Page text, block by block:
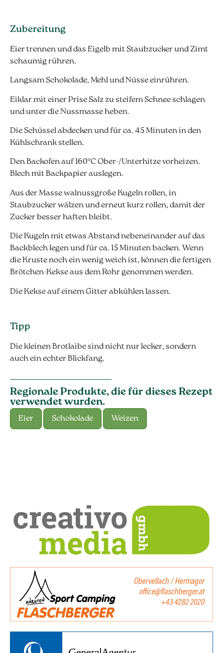
Zubereitung
Eier trennen und das Eigelb mit Staubzucker und Zimt
schaumig rühren.
Langsam Schokolade, Mehl und Nüsse einrühren.
Eiklar mit einer Prise Salz zu steifem Schnee schlagen
und unter die Nussmasse heben.
Die Schüssel abdecken und für ca. 45 Minuten in den
Kühlschrank stellen.
Den Backofen auf 160°C Ober-/Unterhitze vorheizen.
Blech mit Backpapier auslegen.
Aus der Masse walnussgroße Kugeln rollen, in
Staubzucker wälzen und erneut kurz rollen, damit der
Zucker besser haften bleibt.
Die Kugeln mit etwas Abstand nebeneinander auf das
Backblech legen und für ca. 15 Minuten backen. Wenn
die Kruste noch ein wenig weich ist, können die fertigen
Brötchen-Kekse aus dem Rohr genommen werden.
Die Kekse auf einem Gitter abkühlen lassen.
Tipp
Die kleinen Brotlaibe sind nicht nur lecker, sondern
auch ein echter Blickfang.
Regionale Produkte, die für dieses Rezept
verwendet wurden.
Eier Schokolade Weizen